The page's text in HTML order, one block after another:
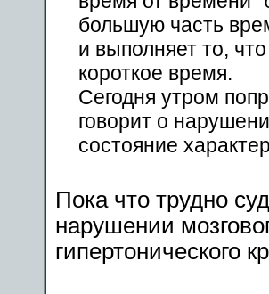
большую часть
и выполняет то,
короткое время.
Сегодня утром
говорит о
состояние
Пока что трудно
нарушении
гипертонического